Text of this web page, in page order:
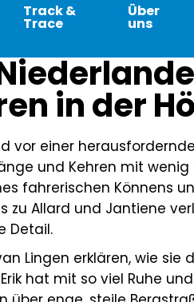
Track &
Trace
Über
uns
in der
vor einer
und Kehren mit wenig
fahrerischen Könnens
zu Allard und Jantiene
Detail.
Lingen erklären, wie sie
Erik hat mit so viel Ruhe